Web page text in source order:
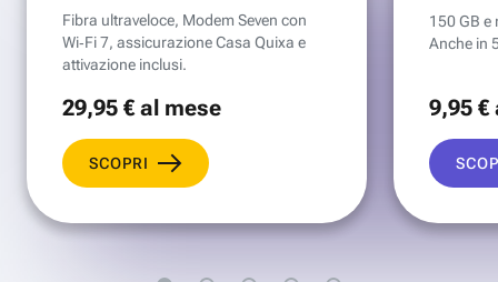
Fibra ultraveloce, Modem Seven con
Wi‑Fi 7, assicurazione Casa Quixa e
attivazione inclusi.
29,95 €al mese
SCOPRI
150 GB e
Anche in
9,95 €